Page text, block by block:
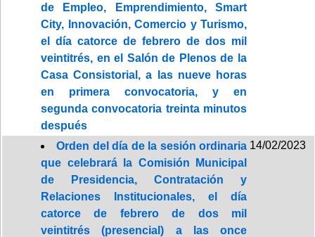
de Empleo, Emprendimiento, Smart
City, Innovación, Comercio y Turismo,
el día catorce de febrero de dos mil
veintitrés, en el Salón de Plenos de la
Casa Consistorial, a las nueve horas
en primera convocatoria, y en
segunda convocatoria treinta minutos
después
Orden del día de la sesión ordinaria
que celebrará la Comisión Municipal
de Presidencia, Contratación y
Relaciones Institucionales, el día
catorce de febrero de dos mil
veintitrés (presencial) a las once
14/02/2023